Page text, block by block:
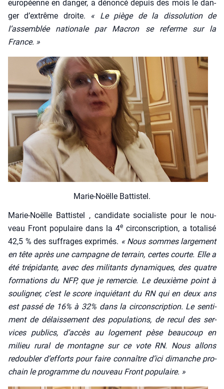
euro­péenne en dan­ger, a dénon­cé depuis des mois le dan­
ger d’extrême droite. « Le piège de la dis­so­lu­tion de
l’assemblée natio­nale par Macron se referme sur la
France. »
Marie-Noëlle Bat­tis­tel.
Marie-Noëlle Bat­tis­tel , can­di­date socia­liste pour le nou­
veau Front popu­laire dans la 4e cir­cons­crip­tion, a tota­li­sé
42,5 % des suf­frages expri­més. « Nous sommes lar­ge­ment
en tête après une cam­pagne de ter­rain, certes courte. Elle a
été tré­pi­dante, avec des mili­tants dyna­miques, des quatre
for­ma­tions du NFP, que je remer­cie. Le deuxième point à
sou­li­gner, c’est le score inquié­tant du RN qui en deux ans
est pas­sé de 16% à 32% dans la cir­cons­crip­tion. Le sen­ti­
ment de délais­se­ment des popu­la­tions, de recul des ser­
vices publics, d’accès au loge­ment pèse beau­coup en
milieu rural de mon­tagne sur ce vote RN. Nous allons
redou­bler d’efforts pour faire connaître d’ici dimanche pro­
chain le pro­gramme du nou­veau Front popu­laire. »